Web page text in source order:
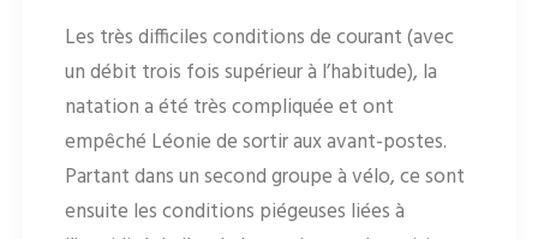
Les très difficiles conditions de courant (avec
un débit trois fois supérieur à l’habitude), la
natation a été très compliquée et ont
empêché Léonie de sortir aux avant-postes.
Partant dans un second groupe à vélo, ce sont
ensuite les conditions piégeuses liées à